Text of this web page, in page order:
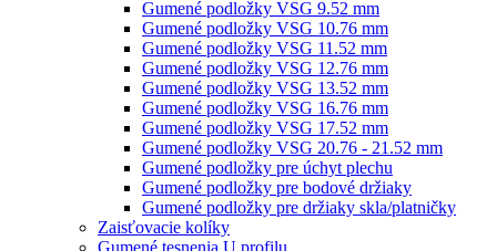
Gumené podložky VSG 9.52 mm
Gumené podložky VSG 10.76 mm
Gumené podložky VSG 11.52 mm
Gumené podložky VSG 12.76 mm
Gumené podložky VSG 13.52 mm
Gumené podložky VSG 16.76 mm
Gumené podložky VSG 17.52 mm
Gumené podložky VSG 20.76 - 21.52 mm
Gumené podložky pre úchyt plechu
Gumené podložky pre bodové držiaky
Gumené podložky pre držiaky skla/platničky
Zaisťovacie kolíky
Gumené tesnenia U profilu